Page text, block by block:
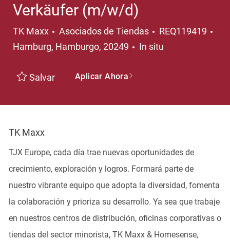
Verkäufer (m/w/d)
TK Maxx Categoría
Asociados de Tiendas REQ119419
Hamburg, Hamburgo, 20249
In situ
Salvar Aplicar Ahora
TK Maxx
TJX Europe, cada día trae nuevas oportunidades de
crecimiento, exploración y logros. Formará parte de
nuestro vibrante equipo que adopta la diversidad, fomenta
la colaboración y prioriza su desarrollo. Ya sea que trabaje
en nuestros centros de distribución, oficinas corporativas o
tiendas del sector minorista, TK Maxx & Homesense,